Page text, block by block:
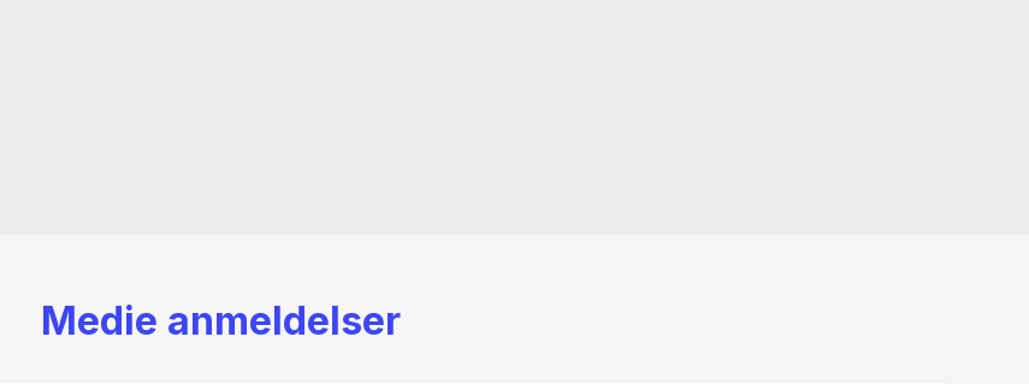
Medie anmeldelser